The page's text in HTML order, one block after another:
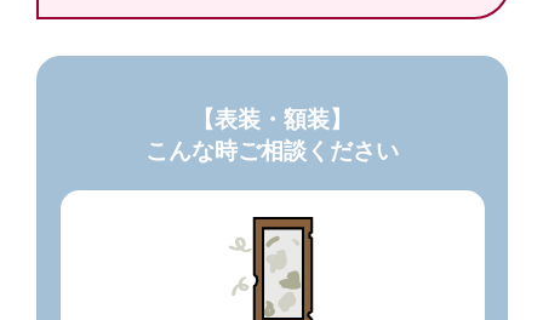
【表装・額装】
こんな時ご相談ください